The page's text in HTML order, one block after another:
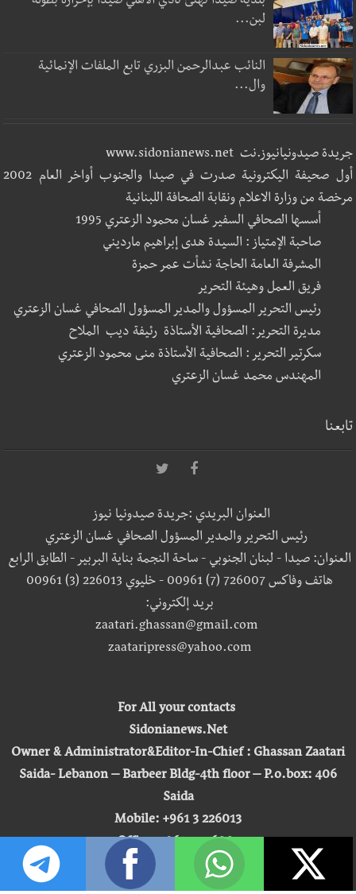
لبن...
النائب عبدالرحمن البزري تابع الملفات الإنمائية
وال...
جريدة صيدونيانيوز.نت www.sidonianews.net
أول صحيفة اليكترونية صدرت في صيدا والجنوب أواخر العام 2002
مرخصة من وزارة الاعلام ونقابة الصحافة اللبنانية
أسسها الصحافي السفير غسان محمود الزعتري 1995
صاحبة الإمتياز : السيدة هدى إبراهيم مارديني
المشرفة العامة الحاجة نشأت عمر حمزة
فريق العمل وهيئة التحرير
رئيس التحرير المسؤول والمدير المسؤول الصحافي غسان الزعتري
مديرة التحرير: الصحافية الأستاذة رئيفة ديب الملاح
سكرتير التحرير : الصحافية الأستاذة منى محمود الزعتري
المهندس محمد غسان الزعتري
تابعنا
العنوان البريدي :جريدة صيدونيا نيوز
رئيس التحرير والمدير المسؤول الصحافي غسان الزعتري
العنوان: صيدا - لبنان الجنوبي - ساحة النجمة بناية البربير - الطابق الرابع
هاتف وفاكس 726007 (7) 00961 - خليوي 226013 (3) 00961
بريد إلكتروني:
zaatari.ghassan@gmail.com
zaataripress@yahoo.com
For All your contacts
Sidonianews.Net
Owner & Administrator&Editor-In-Chief : Ghassan Zaatari
Saida- Lebanon – Barbeer Bldg-4th floor – P.o.box: 406
Saida
Mobile: +961 3 226013
Office: +961 7 726007
Email:
zaatari.ghassan@gmail.com